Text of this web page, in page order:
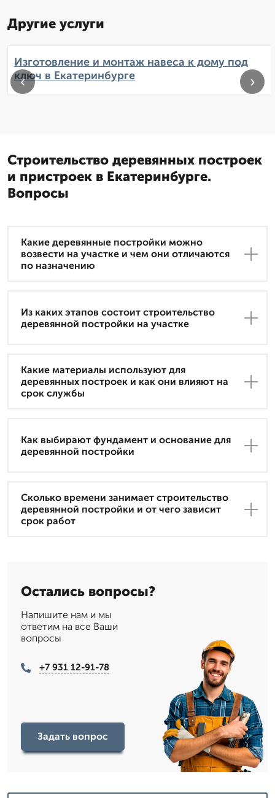
Другие услуги
Изготовление и монтаж навеса к дому под
ключ в Екатеринбурге
‹ ›
Строительство деревянных построек
и пристроек в Екатеринбурге.
Вопросы
Какие деревянные постройки можно
возвести на участке и чем они отличаются
по назначению
Из каких этапов состоит строительство
деревянной постройки на участке
Какие материалы используют для
деревянных построек и как они влияют на
срок службы
Как выбирают фундамент и основание для
деревянной постройки
Сколько времени занимает строительство
деревянной постройки и от чего зависит
срок работ
Остались вопросы?
Напишите нам и мы
ответим на все Ваши
вопросы
+7 931 12-91-78
Задать вопрос